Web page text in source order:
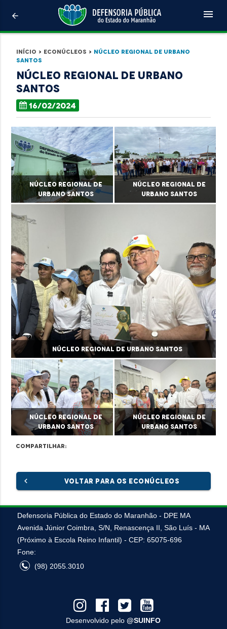
arrow_back menu
Início > Econúcleos > Núcleo Regional de Urbano
Santos
Núcleo Regional de Urbano
Santos
16/02/2024
Núcleo Regional de
Urbano Santos
Núcleo Regional de
Urbano Santos
Núcleo Regional de Urbano Santos
Núcleo Regional de
Urbano Santos
Núcleo Regional de
Urbano Santos
Compartilhar:
chevron_left VOLTAR PARA OS ECONÚCLEOS
Defensoria Pública do Estado do Maranhão - DPE MA
Avenida Júnior Coimbra, S/N, Renascença II, São Luís - MA
(Próximo à Escola Reino Infantil) - CEP: 65075-696
Fone:
(98) 2055.3010
Desenvolvido pelo@SUINFO